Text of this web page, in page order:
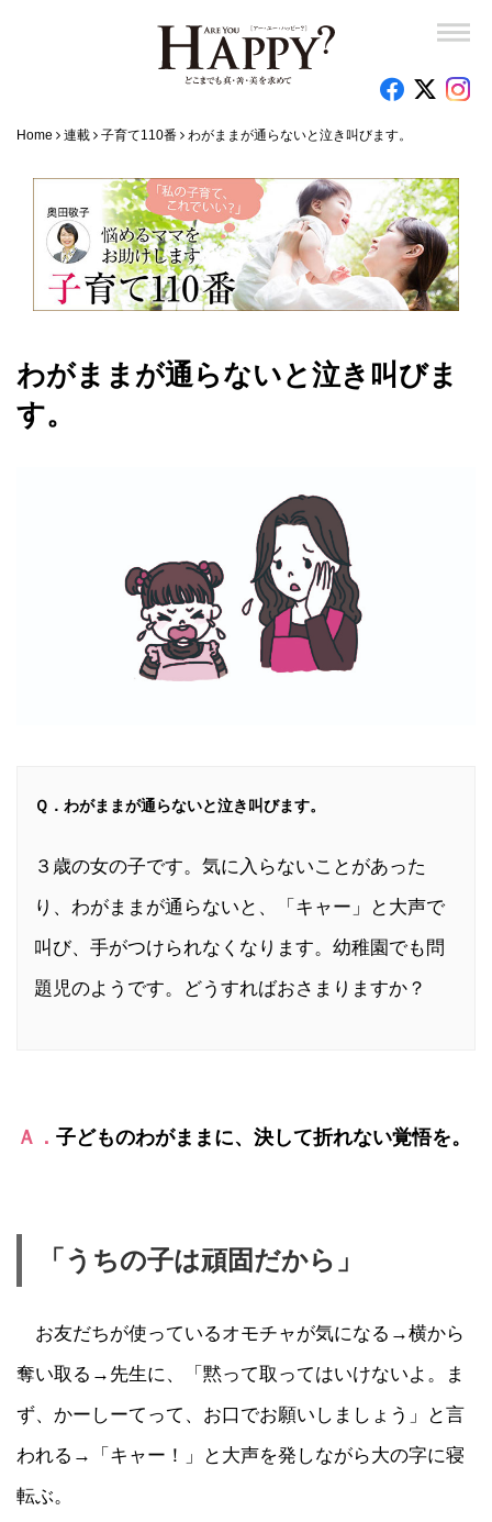
Home 連載 子育て110番 わがままが通らないと泣き叫びます。
わがままが通らないと泣き叫びま
す。
Ｑ．わがままが通らないと泣き叫びます。
３歳の女の子です。気に入らないことがあった
り、わがままが通らないと、「キャー」と大声で
叫び、手がつけられなくなります。幼稚園でも問
題児のようです。どうすればおさまりますか？
Ａ． 子どものわがままに、決して折れない覚悟を。
「うちの子は頑固だから」
お友だちが使っているオモチャが気になる→横から
奪い取る→先生に、「黙って取ってはいけないよ。ま
ず、かーしーてって、お口でお願いしましょう」と言
われる→「キャー！」と大声を発しながら大の字に寝
転ぶ。